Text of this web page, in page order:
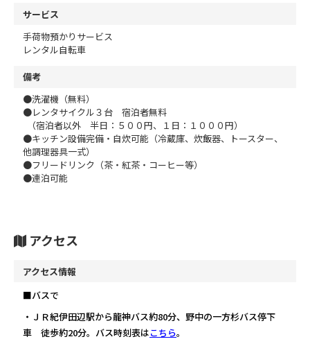
サービス
手荷物預かりサービス
レンタル自転車
備考
●洗濯機（無料）
●レンタサイクル３台 宿泊者無料
（宿泊者以外 半日：５００円、１日：１０００円）
●キッチン設備完備・自炊可能（冷蔵庫、炊飯器、トースター、
他調理器具一式）
●フリードリンク（茶・紅茶・コーヒー等）
●連泊可能
アクセス
アクセス情報
■バスで
・ＪＲ紀伊田辺駅から龍神バス約80分、野中の一方杉バス停下
車 徒歩約20分。バス時刻表はこちら。